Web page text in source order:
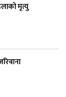
मृत्यु